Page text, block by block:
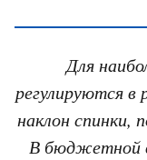
Для
регулируются в
наклон спинки,
В бюджетной